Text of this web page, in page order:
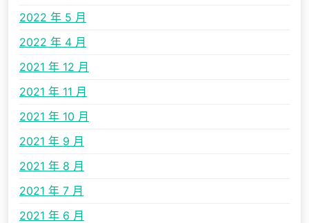
2022 年 5 月
2022 年 4 月
2021 年 12 月
2021 年 11 月
2021 年 10 月
2021 年 9 月
2021 年 8 月
2021 年 7 月
2021 年 6 月